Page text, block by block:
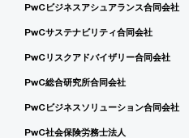
PwCビジネスアシュアランス合同会社
PwCサステナビリティ合同会社
PwCリスクアドバイザリー合同会社
PwC総合研究所合同会社
PwCビジネスソリューション合同会社
PwC社会保険労務士法人